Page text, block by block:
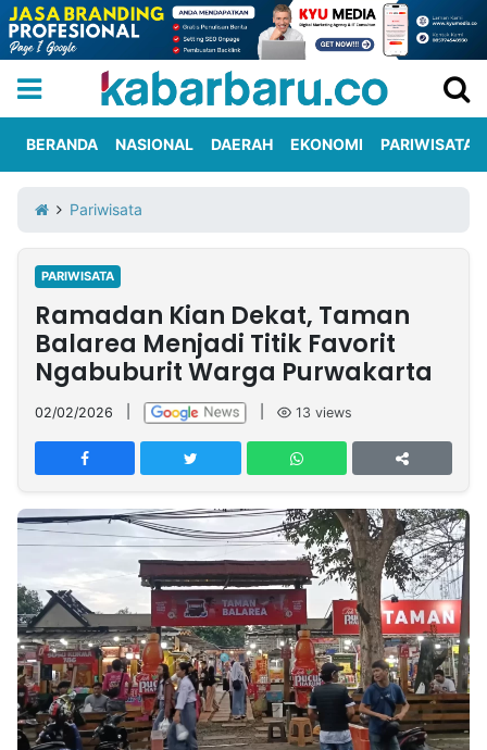
Iklan
Berita
Kami
Nasional
International
Olahraga
Entertainment
Daerah
Pariwisata
Kuliner
Kolom
Network
PT
TREETAN
INDONESIA
Partner
Insight
NTB
Suara
Time
Lens
IDN
Daily
Jogja
Jalan
Rakyat
Idealita
News
Kita
Notice
Dinamikapost.com
Radar
Baru
Seedbacklink
Follow
Kabarbaru
BERANDA NASIONAL DAERAH EKONOMI PARIWISATA
Pariwisata
PARIWISATA
Ramadan Kian Dekat, Taman
Balarea Menjadi Titik Favorit
Ngabuburit Warga Purwakarta
02/02/2026 13 views